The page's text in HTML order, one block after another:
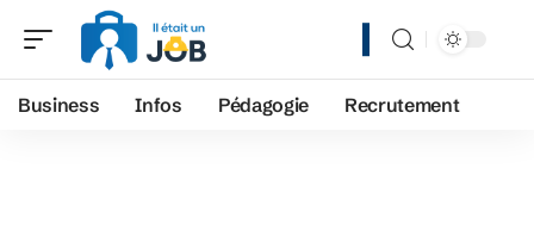
Business Infos Pédagogie Recrutement